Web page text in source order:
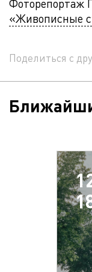
Фоторепортаж
«Живописные
Поделиться с